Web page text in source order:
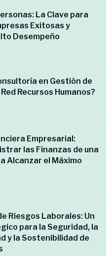
La Clave para
Exitosas y
Desempeño
en Gestión de
Recursos Humanos?
Empresarial:
las Finanzas de una
Alcanzar el Máximo
Riesgos Laborales: Un
para la Seguridad, la
y la Sostenibilidad de